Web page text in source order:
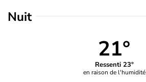
Nuit
21°
Ressenti 23°
en raison de l'humidité